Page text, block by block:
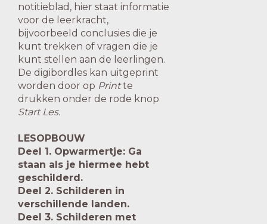
notitieblad, hier staat informatie
voor de leerkracht,
bijvoorbeeld conclusies die je
kunt trekken of vragen die je
kunt stellen aan de leerlingen.
De digibordles kan uitgeprint
worden door op Printte
drukken onder de rode knop
Start Les.
LESOPBOUW
Deel 1. Opwarmertje: Ga
staan als je hiermee hebt
geschilderd.
Deel 2. Schilderen in
verschillende landen.
Deel 3. Schilderen met